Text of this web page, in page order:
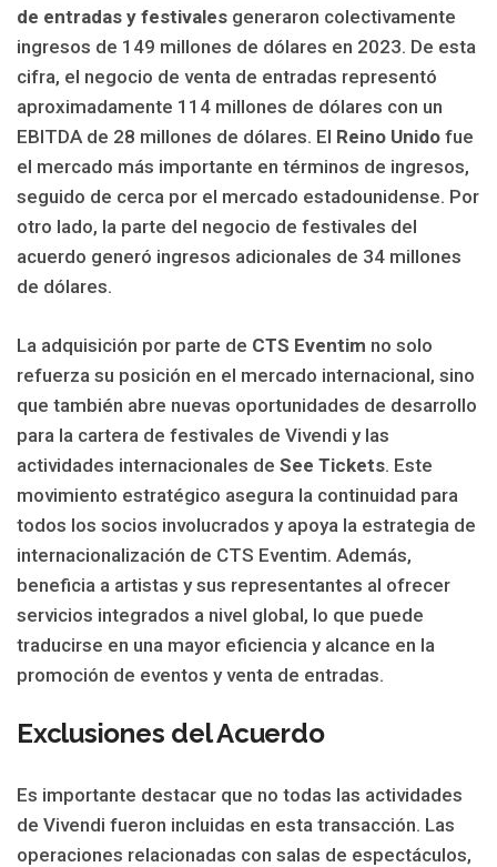
de entradas y festivales generaron colectivamente
ingresos de 149 millones de dólares en 2023. De esta
cifra, el negocio de venta de entradas representó
aproximadamente 114 millones de dólares con un
EBITDA de 28 millones de dólares. El Reino Unido fue
el mercado más importante en términos de ingresos,
seguido de cerca por el mercado estadounidense. Por
otro lado, la parte del negocio de festivales del
acuerdo generó ingresos adicionales de 34 millones
de dólares.
La adquisición por parte de CTS Eventim no solo
refuerza su posición en el mercado internacional, sino
que también abre nuevas oportunidades de desarrollo
para la cartera de festivales de Vivendi y las
actividades internacionales de See Tickets. Este
movimiento estratégico asegura la continuidad para
todos los socios involucrados y apoya la estrategia de
internacionalización de CTS Eventim. Además,
beneficia a artistas y sus representantes al ofrecer
servicios integrados a nivel global, lo que puede
traducirse en una mayor eficiencia y alcance en la
promoción de eventos y venta de entradas.
Exclusiones del Acuerdo
Es importante destacar que no todas las actividades
de Vivendi fueron incluidas en esta transacción. Las
operaciones relacionadas con salas de espectáculos,